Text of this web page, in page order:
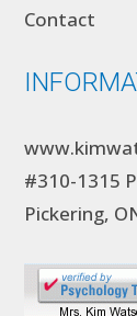
Contact
#310-1315
Pickering,